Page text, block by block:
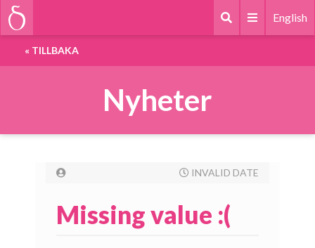
English
« TILLBAKA
Nyheter
INVALID DATE
Missing value :(